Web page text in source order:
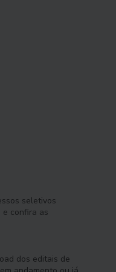
seletivos
e confira as
dos editais de